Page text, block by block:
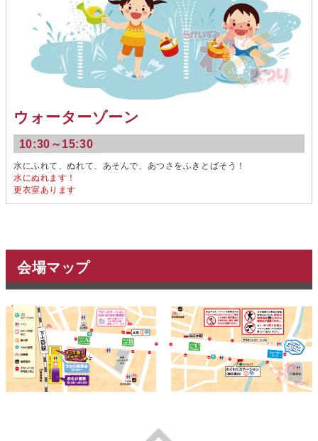
ウォーターゾーン
10:30～15:30
水にふれて、ぬれて、あそんで、あつさをふきとばそう！
水にぬれます！
更衣室あります
会場マップ